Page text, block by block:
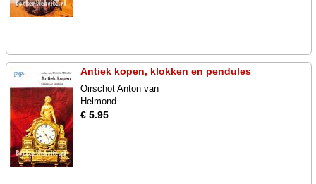
Antiek kopen, klokken en pendules
Oirschot Anton van
Helmond
€ 5.95